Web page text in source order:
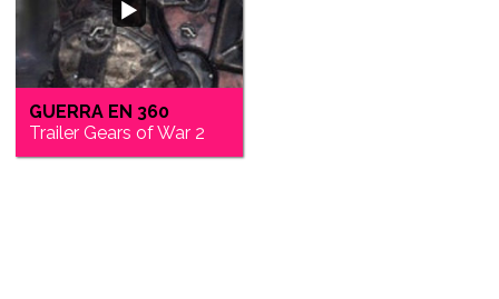
GUERRA EN 360
Trailer Gears of War 2